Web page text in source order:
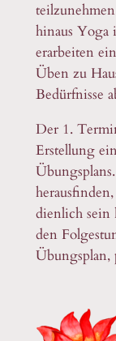
hinaus
erarbeiten
Üben zu
Bedürfnisse
Der 1.
Erstellung
dienlich sein
den
Übungsplan,